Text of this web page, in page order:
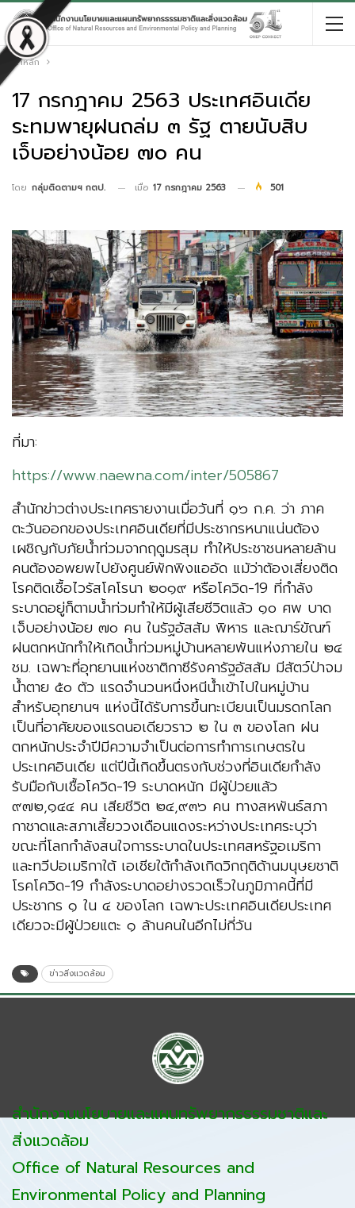
หน้าหลัก
17 กรกฎาคม 2563 ประเทศอินเดีย
ระทมพายุฝนถล่ม ๓ รัฐ ตายนับสิบ
เจ็บอย่างน้อย ๗๐ คน
โดย กลุ่มติดตามฯ กตป. เมื่อ 17 กรกฎาคม 2563 501
ที่มา:
https://www.naewna.com/inter/505867
สำนักข่าวต่างประเทศรายงานเมื่อวันที่ ๑๖ ก.ค. ว่า ภาค
ตะวันออกของประเทศอินเดียที่มีประชากรหนาแน่นต้อง
เผชิญกับภัยน้ำท่วมจากฤดูมรสุม ทำให้ประชาชนหลายล้าน
คนต้องอพยพไปยังศูนย์พักพิงแออัด แม้ว่าต้องเสี่ยงติด
โรคติดเชื้อไวรัสโคโรนา ๒๐๑๙ หรือโควิด-19 ที่กำลัง
ระบาดอยู่ก็ตามน้ำท่วมทำให้มีผู้เสียชีวิตแล้ว ๑๐ ศพ บาด
เจ็บอย่างน้อย ๗๐ คน ในรัฐอัสสัม พิหาร และฌาร์ขัณฑ์
ฝนตกหนักทำให้เกิดน้ำท่วมหมู่บ้านหลายพันแห่งภายใน ๒๔
ชม. เฉพาะที่อุทยานแห่งชาติกาซีรังคารัฐอัสสัม มีสัตว์ป่าจม
น้ำตาย ๕๐ ตัว แรดจำนวนหนึ่งหนีน้ำเข้าไปในหมู่บ้าน
สำหรับอุทยานฯ แห่งนี้ได้รับการขึ้นทะเบียนเป็นมรดกโลก
เป็นที่อาศัยของแรดนอเดียวราว ๒ ใน ๓ ของโลก ฝน
ตกหนักประจำปีมีความจำเป็นต่อการทำการเกษตรใน
ประเทศอินเดีย แต่ปีนี้เกิดขึ้นตรงกับช่วงที่อินเดียกำลัง
รับมือกับเชื้อโควิด-19 ระบาดหนัก มีผู้ป่วยแล้ว
๙๗๒,๑๔๔ คน เสียชีวิต ๒๔,๙๓๖ คน ทางสหพันธ์สภา
กาชาดและสภาเสี้ยววงเดือนแดงระหว่างประเทศระบุว่า
ขณะที่โลกกำลังสนใจการระบาดในประเทศสหรัฐอเมริกา
และทวีปอเมริกาใต้ เอเชียใต้กำลังเกิดวิกฤติด้านมนุษยชาติ
โรคโควิด-19 กำลังระบาดอย่างรวดเร็วในภูมิภาคนี้ที่มี
ประชากร ๑ ใน ๔ ของโลก เฉพาะประเทศอินเดียประเทศ
เดียวจะมีผู้ป่วยแตะ ๑ ล้านคนในอีกไม่กี่วัน
ข่าวสิ่งแวดล้อม
สำนักงานนโยบายและแผนทรัพยากรธรรมชาติและ
สิ่งแวดล้อม
Office of Natural Resources and
Environmental Policy and Planning